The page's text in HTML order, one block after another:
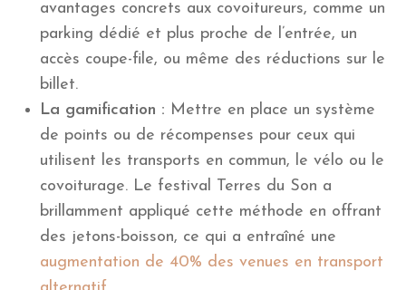
avantages concrets aux covoitureurs, comme un
parking dédié et plus proche de l’entrée, un
accès coupe-file, ou même des réductions sur le
billet.
La gamification : Mettre en place un système
de points ou de récompenses pour ceux qui
utilisent les transports en commun, le vélo ou le
covoiturage. Le festival Terres du Son a
brillamment appliqué cette méthode en offrant
des jetons-boisson, ce qui a entraîné une
augmentation de 40% des venues en transport